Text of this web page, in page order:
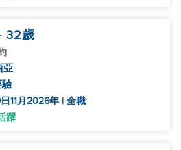
32歲
亞
驗
11月2026年 | 全職
躍